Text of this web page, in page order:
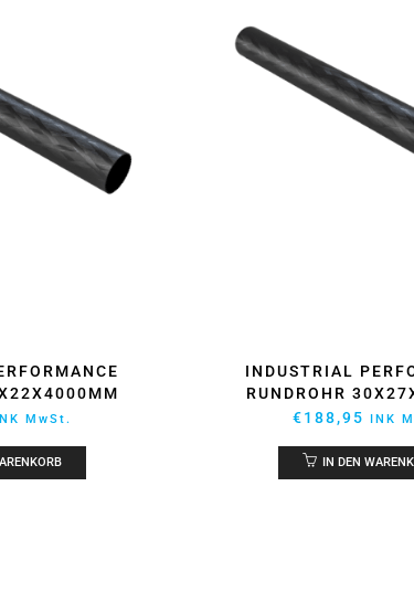
MwSt.
INDUSTRIAL
RUNDROHR
€188,95 INK
IN DEN